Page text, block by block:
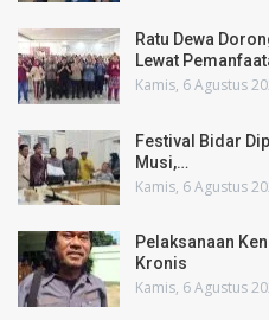
Ratu Dewa
Lewat
Kamis, 6 Agustus
Festival Bidar
Musi,…
Kamis, 6 Agustus
Pelaksanaan
Kronis
Kamis, 6 Agustus